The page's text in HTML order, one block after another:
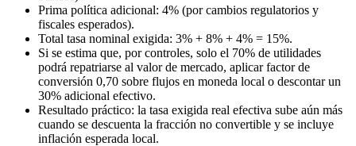
Prima política adicional: 4% (por cambios regulatorios y
fiscales esperados).
Total tasa nominal exigida: 3% + 8% + 4% = 15%.
Si se estima que, por controles, solo el 70% de utilidades
podrá repatriarse al valor de mercado, aplicar factor de
conversión 0,70 sobre flujos en moneda local o descontar un
30% adicional efectivo.
Resultado práctico: la tasa exigida real efectiva sube aún más
cuando se descuenta la fracción no convertible y se incluye
inflación esperada local.